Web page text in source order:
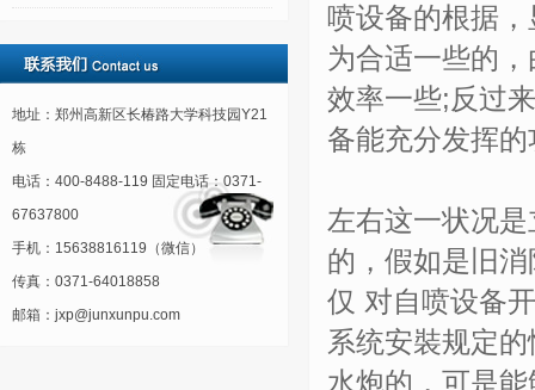
地址：郑州高新区长椿路大学科技园Y21
栋
电话：400-8488-119 固定电话：0371-
67637800
手机：15638816119（微信）
传真：0371-64018858
邮箱：jxp@junxunpu.com
喷设备的根据
为合适一些的
效率一些;反过
备能充分发挥
左右这一状况
的，假如是旧
仅 对自喷设备
系统安裝规定
水炮的，可是